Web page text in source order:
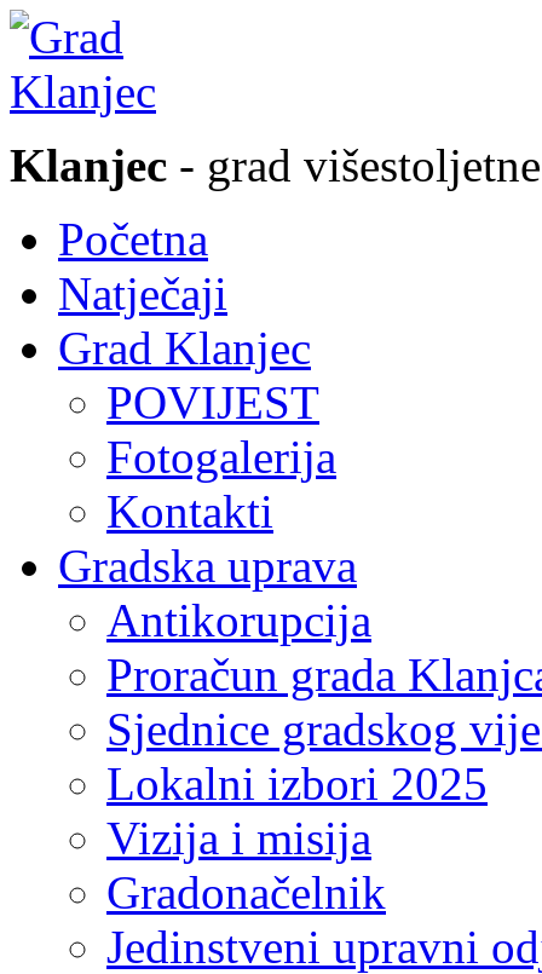
Klanjec - grad
Početna
Natječaji
Grad Klanjec
POVIJEST
Fotogalerija
Kontakti
Gradska uprava
Antikorupcija
Proračun grada
Sjednice gradskog
Lokalni izbori 2025
Vizija i misija
Gradonačelnik
Jedinstveni upravni